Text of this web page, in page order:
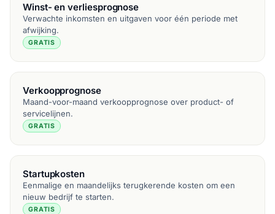
Winst- en verliesprognose
Verwachte inkomsten en uitgaven voor één periode met
afwijking.
GRATIS
Verkoopprognose
Maand-voor-maand verkoopprognose over product- of
servicelijnen.
GRATIS
Startupkosten
Eenmalige en maandelijks terugkerende kosten om een
nieuw bedrijf te starten.
GRATIS